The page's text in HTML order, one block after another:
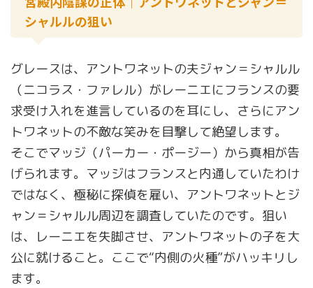
シャルルの狙い
グレースは、アントワネットの夫ジャン＝シャルル
（ニコラス・ファレル）がレーニエにフランスの要
求受け入れを進言しているのを耳にし、さらにアン
トワネットの不敵な笑みを目撃して絶望します。
そこでマッジ（パーカー・ポージー）から真相が告
げられます。マッジはフランスと内通していたわけ
ではなく、極秘に探偵を雇い、アントワネットとジ
ャン＝シャルル周辺を調査していたのです。狙い
は、レーニエを失脚させ、アントワネットの子を大
公に就けること。ここで“内側の火種”がハッキリし
ます。